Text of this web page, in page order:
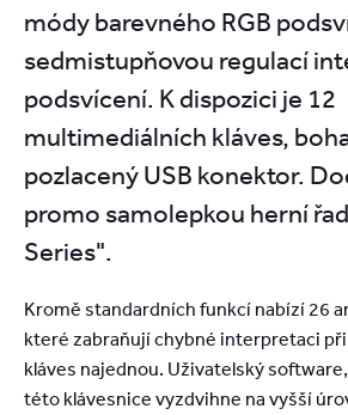
módy barevného RGB
sedmistupňovou regulací
podsvícení. K dispozici je 12
multimediálních kláves,
pozlacený USB konektor.
promo samolepkou herní
Series".
Kromě standardních funkcí nabízí 26
které zabraňují chybné interpretaci
kláves najednou. Uživatelský
této klávesnice vyzdvihne na vyšší